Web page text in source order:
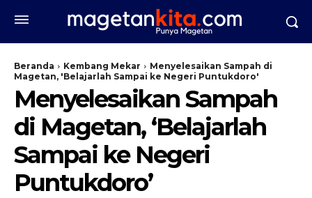
Beranda Kembang Mekar
Menyelesaikan Sampah di
Magetan, 'Belajarlah Sampai ke Negeri Puntukdoro'
Menyelesaikan Sampah
di Magetan, ‘Belajarlah
Sampai ke Negeri
Puntukdoro’